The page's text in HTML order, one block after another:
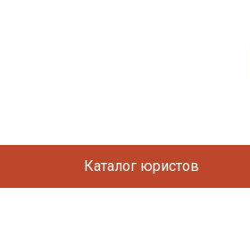
Каталог юристов